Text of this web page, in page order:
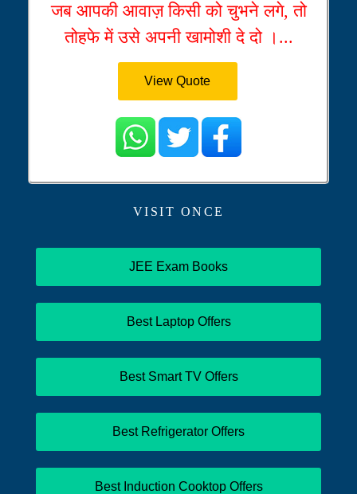
जब आपकी आवाज़ किसी को चुभने लगे, तो
तोहफे में उसे अपनी खामोशी दे दो ।...
View Quote
VISIT ONCE
JEE Exam Books
Best Laptop Offers
Best Smart TV Offers
Best Refrigerator Offers
Best Induction Cooktop Offers